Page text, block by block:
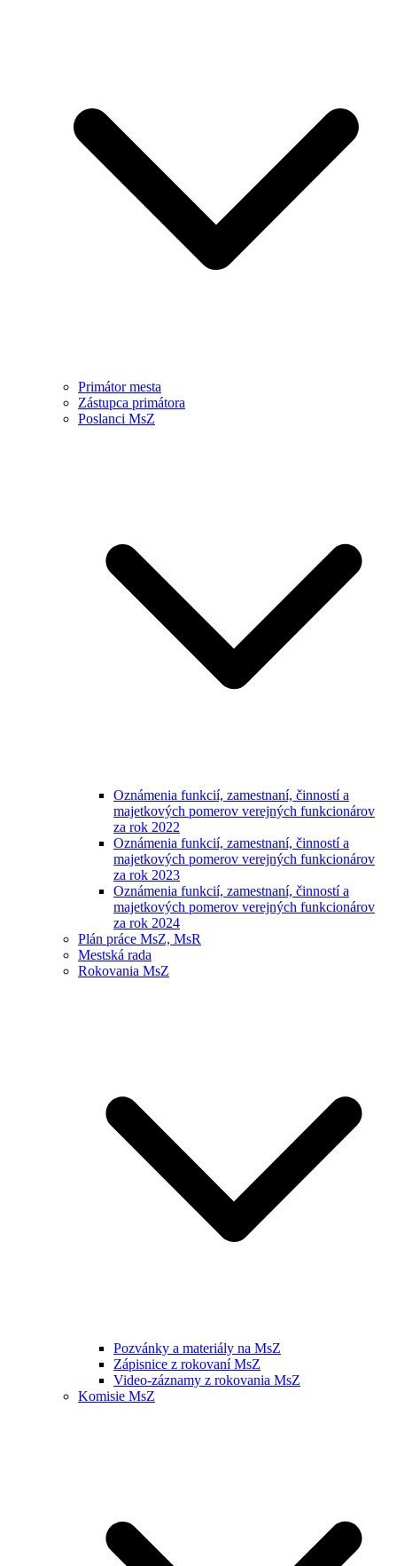
Primátor mesta
Zástupca primátora
Poslanci MsZ
Oznámenia funkcií, zamestnaní, činností a
majetkových pomerov verejných funkcionárov
za rok 2022
Oznámenia funkcií, zamestnaní, činností a
majetkových pomerov verejných funkcionárov
za rok 2023
Oznámenia funkcií, zamestnaní, činností a
majetkových pomerov verejných funkcionárov
za rok 2024
Plán práce MsZ, MsR
Mestská rada
Rokovania MsZ
Pozvánky a materiály na MsZ
Zápisnice z rokovaní MsZ
Video-záznamy z rokovania MsZ
Komisie MsZ